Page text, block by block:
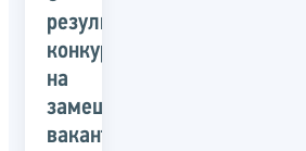
результатах
конкурса
на
замещение
вакантных